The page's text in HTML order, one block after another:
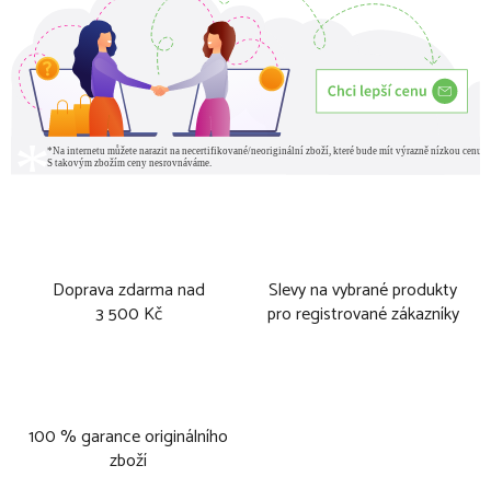
Doprava zdarma nad
3 500 Kč
Slevy na vybrané produkty
pro registrované zákazníky
100 % garance originálního
zboží